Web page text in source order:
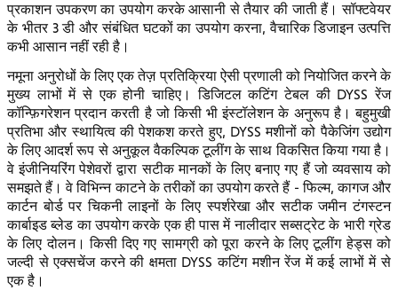
प्रकाशन उपकरण का उपयोग करके आसानी से तैयार की जाती हैं। सॉफ्टवेयर
के भीतर 3 डी और संबंधित घटकों का उपयोग करना, वैचारिक डिजाइन उत्पत्ति
कभी आसान नहीं रही है।
नमूना अनुरोधों के लिए एक तेज़ प्रतिक्रिया ऐसी प्रणाली को नियोजित करने के
मुख्य लाभों में से एक होनी चाहिए। डिजिटल कटिंग टेबल की DYSS रेंज
कॉन्फ़िगरेशन प्रदान करती है जो किसी भी इंस्टॉलेशन के अनुरूप है। बहुमुखी
प्रतिभा और स्थायित्व की पेशकश करते हुए, DYSS मशीनों को पैकेजिंग उद्योग
के लिए आदर्श रूप से अनुकूल वैकल्पिक टूलींग के साथ विकसित किया गया है।
वे इंजीनियरिंग पेशेवरों द्वारा सटीक मानकों के लिए बनाए गए हैं जो व्यवसाय को
समझते हैं। वे विभिन्न काटने के तरीकों का उपयोग करते हैं - फिल्म, कागज और
कार्टन बोर्ड पर चिकनी लाइनों के लिए स्पर्शरेखा और सटीक जमीन टंगस्टन
कार्बाइड ब्लेड का उपयोग करके एक ही पास में नालीदार सब्सट्रेट के भारी ग्रेड
के लिए दोलन। किसी दिए गए सामग्री को पूरा करने के लिए टूलींग हेड्स को
जल्दी से एक्सचेंज करने की क्षमता DYSS कटिंग मशीन रेंज में कई लाभों में से
एक है।